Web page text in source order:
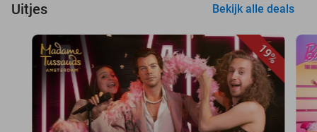
Uitjes Bekijk alle deals
19%